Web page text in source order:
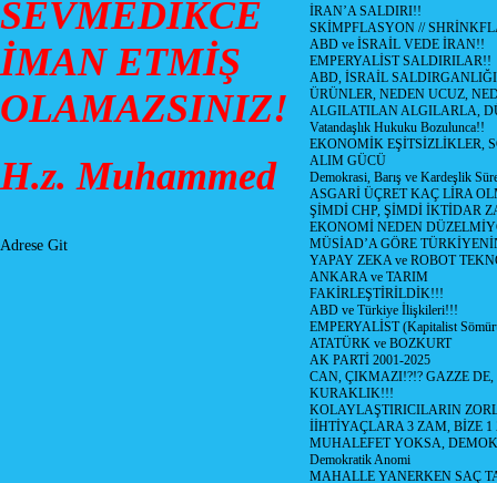
SEVMEDİKCE
İMAN ETMİŞ
OLAMAZSINIZ!
H.z. Muhammed
Adrese Git
İRAN’A SALDIRI!!
SKİMPFLASYON //
ABD ve İSRAİL VEDE İRAN!!
EMPERYALİST SALDIRILAR!!
ABD, İSRAİL SALDIRGANLIĞI
ÜRÜNLER, NEDEN UCUZ,
ALGILATILAN ALGILARLA,
Vatandaşlık Hukuku Bozulunca!!
EKONOMİK EŞİTSİZLİKLER,
ALIM GÜCÜ
Demokrasi, Barış ve Kardeşlik
ASGARİ ÜÇRET KAÇ LİRA
ŞİMDİ CHP, ŞİMDİ İKTİDAR
EKONOMİ NEDEN
MÜSİAD’A GÖRE
YAPAY ZEKA ve ROBOT
ANKARA ve TARIM
FAKİRLEŞTİRİLDİK!!!
ABD ve Türkiye İlişkileri!!!
EMPERYALİST (Kapitalist
ATATÜRK ve BOZKURT
AK PARTİ 2001-2025
CAN, ÇIKMAZI!?!? GAZZE
KURAKLIK!!!
KOLAYLAŞTIRICILARIN
İİHTİYAÇLARA 3 ZAM, BİZE
MUHALEFET YOKSA,
Demokratik Anomi
MAHALLE YANERKEN SAÇ